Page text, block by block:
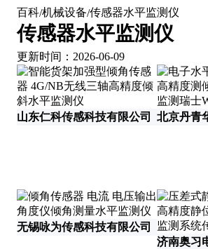
百科/机械设备/传感器水平监测仪
传感器水平监测仪
更新时间：2026-06-09
山东仁科传感科技有限公司
无锡咏为传感科技有限公司
济南奥习